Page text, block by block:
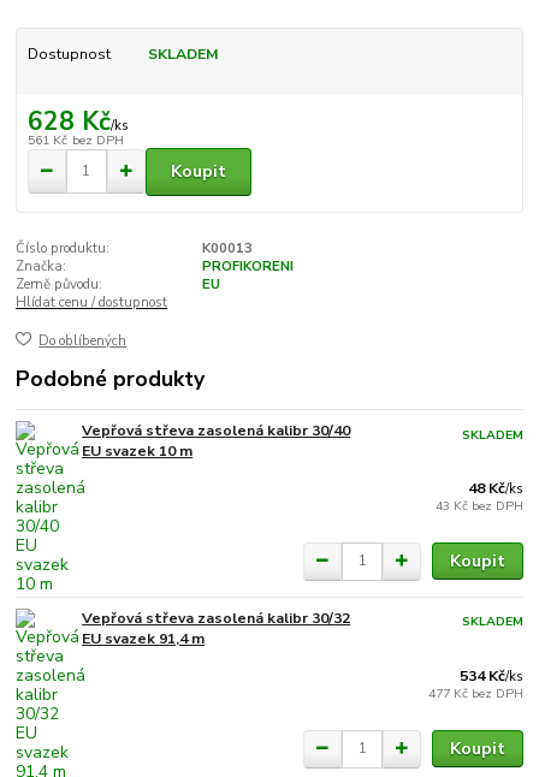
Dostupnost SKLADEM
628 Kč/ks
561 Kč bez DPH
Koupit
Číslo produktu:
K00013
Značka:
PROFIKORENI
Země původu:
EU
Hlídat cenu / dostupnost
Do oblíbených
Podobné produkty
Vepřová střeva zasolená kalibr 30/40
EU svazek 10 m
48 Kč/ks
43 Kč bez DPH
SKLADEM
Koupit
Vepřová střeva zasolená kalibr 30/32
EU svazek 91,4 m
534 Kč/ks
477 Kč bez DPH
SKLADEM
Koupit